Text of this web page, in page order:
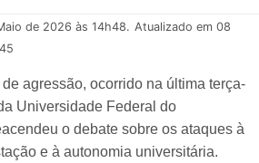
de 2026 às 14h48. Atualizado em 08
agressão, ocorrido na última terça-
Universidade Federal do
o debate sobre os ataques à
e à autonomia universitária.